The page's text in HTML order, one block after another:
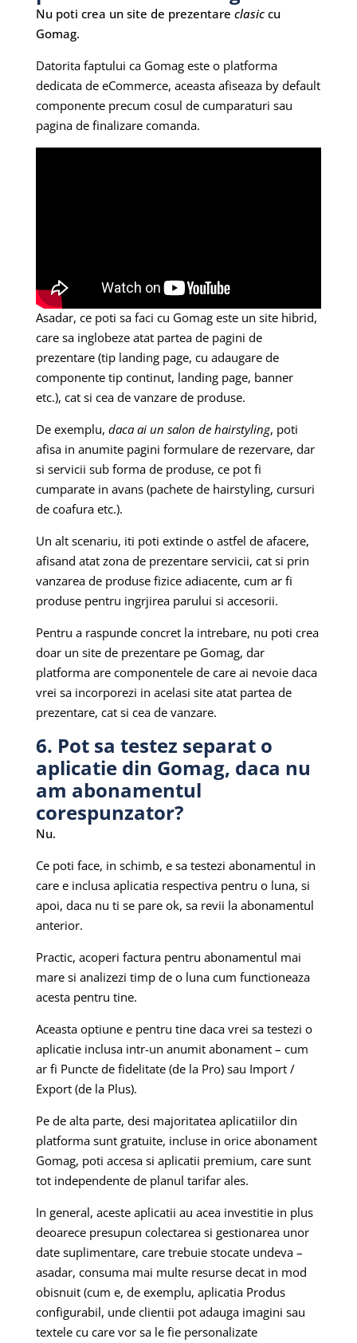
Nu poti crea un site de prezentare clasic cu
Gomag.
Datorita faptului ca Gomag este o platforma
dedicata de eCommerce, aceasta afiseaza by default
componente precum cosul de cumparaturi sau
pagina de finalizare comanda.
Asadar, ce poti sa faci cu Gomag este un site hibrid,
care sa inglobeze atat partea de pagini de
prezentare (tip landing page, cu adaugare de
componente tip continut, landing page, banner
etc.), cat si cea de vanzare de produse.
De exemplu, daca ai un salon de hairstyling, poti
afisa in anumite pagini formulare de rezervare, dar
si servicii sub forma de produse, ce pot fi
cumparate in avans (pachete de hairstyling, cursuri
de coafura etc.).
Un alt scenariu, iti poti extinde o astfel de afacere,
afisand atat zona de prezentare servicii, cat si prin
vanzarea de produse fizice adiacente, cum ar fi
produse pentru ingrjirea parului si accesorii.
Pentru a raspunde concret la intrebare, nu poti crea
doar un site de prezentare pe Gomag, dar
platforma are componentele de care ai nevoie daca
vrei sa incorporezi in acelasi site atat partea de
prezentare, cat si cea de vanzare.
6. Pot sa testez separat o
aplicatie din Gomag, daca nu
am abonamentul
corespunzator?
Nu.
Ce poti face, in schimb, e sa testezi abonamentul in
care e inclusa aplicatia respectiva pentru o luna, si
apoi, daca nu ti se pare ok, sa revii la abonamentul
anterior.
Practic, acoperi factura pentru abonamentul mai
mare si analizezi timp de o luna cum functioneaza
acesta pentru tine.
Aceasta optiune e pentru tine daca vrei sa testezi o
aplicatie inclusa intr-un anumit abonament – cum
ar fi Puncte de fidelitate (de la Pro) sau Import /
Export (de la Plus).
Pe de alta parte, desi majoritatea aplicatiilor din
platforma sunt gratuite, incluse in orice abonament
Gomag, poti accesa si aplicatii premium, care sunt
tot independente de planul tarifar ales.
In general, aceste aplicatii au acea investitie in plus
deoarece presupun colectarea si gestionarea unor
date suplimentare, care trebuie stocate undeva –
asadar, consuma mai multe resurse decat in mod
obisnuit (cum e, de exemplu, aplicatia Produs
configurabil, unde clientii pot adauga imagini sau
textele cu care vor sa le fie personalizate